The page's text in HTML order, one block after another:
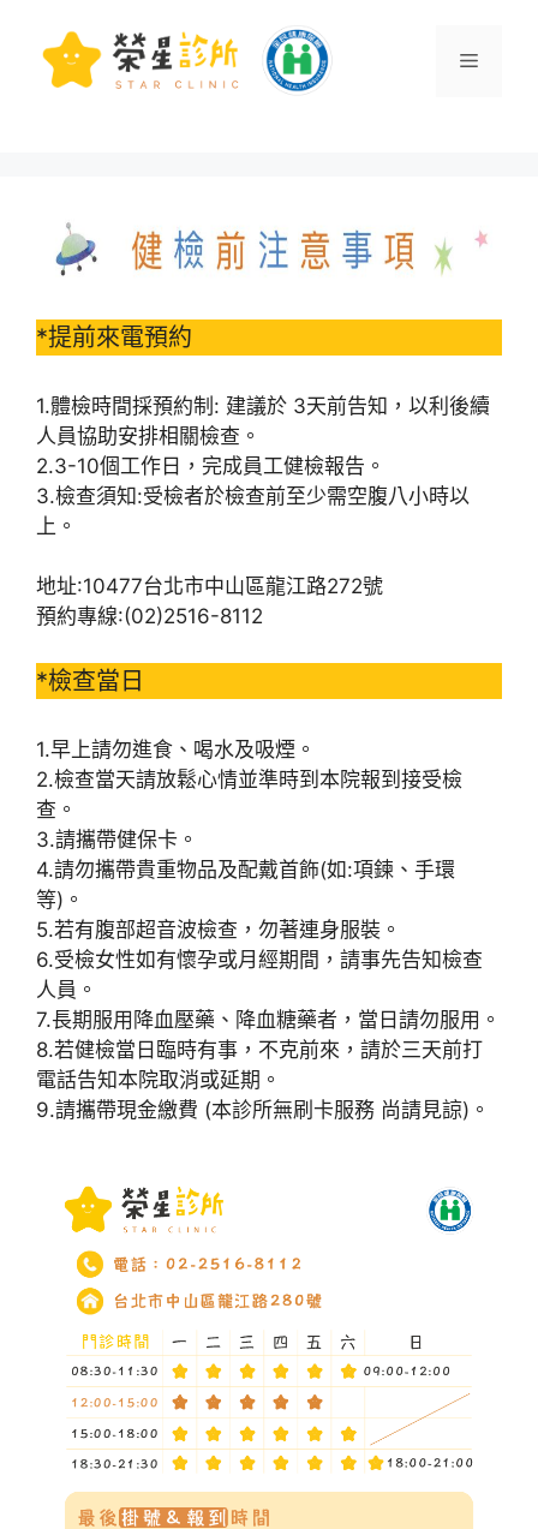
*提前來電預約
1.體檢時間採預約制: 建議於 3天前告知，以利後續
人員協助安排相關檢查。
2.3-10個工作日，完成員工健檢報告。
3.檢查須知:受檢者於檢查前至少需空腹八小時以
上。
地址:10477台北市中山區龍江路272號
預約專線:(02)2516-8112
*檢查當日
1.早上請勿進食、喝水及吸煙。
2.檢查當天請放鬆心情並準時到本院報到接受檢
查。
3.請攜帶健保卡。
4.請勿攜帶貴重物品及配戴首飾(如:項鍊、手環
等)。
5.若有腹部超音波檢查，勿著連身服裝。
6.受檢女性如有懷孕或月經期間，請事先告知檢查
人員。
7.長期服用降血壓藥、降血糖藥者，當日請勿服用。
8.若健檢當日臨時有事，不克前來，請於三天前打
電話告知本院取消或延期。
9.請攜帶現金繳費 (本診所無刷卡服務 尚請見諒)。